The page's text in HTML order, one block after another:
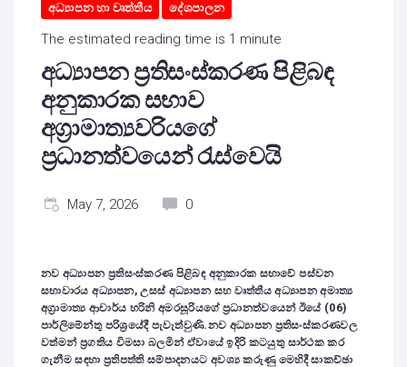
අධ්‍යාපන හා වෘත්තීය දේශපාලන
The estimated reading time is 1 minute
අධ්‍යාපන ප්‍රතිසංස්කරණ පිළිබඳ
අනුකාරක සභාව
අග්‍රාමාත්‍යවරියගේ
ප්‍රධානත්වයෙන් රැස්වෙයි
May 7, 2026 0
නව අධ්‍යාපන ප්‍රතිසංස්කරණ පිළිබඳ අනුකාරක සභාවේ පස්වන
සභාවාරය අධ්‍යාපන, උසස් අධ්‍යාපන සහ වෘත්තීය අධ්‍යාපන අමාත්‍ය
අග්‍රාමාත්‍ය ආචාර්ය හරිනි අමරසූරියගේ ප්‍රධානත්වයෙන් ඊයේ (06)
පාර්ලිමේන්තු පරිශ්‍රයේදී පැවැත්වුණි.නව අධ්‍යාපන ප්‍රතිසංස්කරණවල
වත්මන් ප්‍රගතිය විමසා බලමින් ඒවායේ ඉදිරි කටයුතු සාර්ථක කර
ගැනීම සඳහා ප්‍රතිපත්ති සම්පාදනයට අවශ්‍ය කරුණු මෙහිදී සාකච්ඡා